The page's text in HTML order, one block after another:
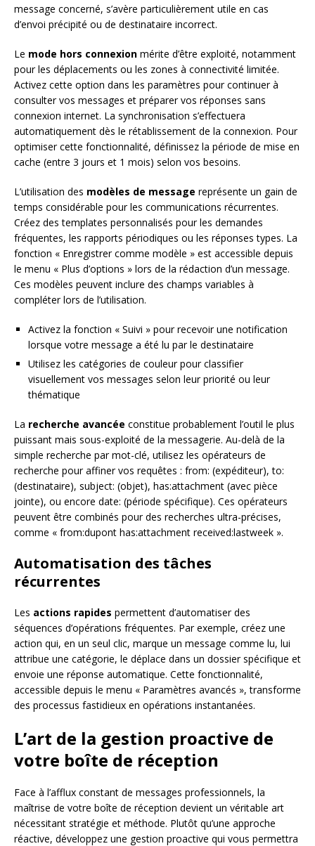
message concerné, s’avère particulièrement utile en cas
d’envoi précipité ou de destinataire incorrect.
Le mode hors connexion mérite d’être exploité, notamment
pour les déplacements ou les zones à connectivité limitée.
Activez cette option dans les paramètres pour continuer à
consulter vos messages et préparer vos réponses sans
connexion internet. La synchronisation s’effectuera
automatiquement dès le rétablissement de la connexion. Pour
optimiser cette fonctionnalité, définissez la période de mise en
cache (entre 3 jours et 1 mois) selon vos besoins.
L’utilisation des modèles de message représente un gain de
temps considérable pour les communications récurrentes.
Créez des templates personnalisés pour les demandes
fréquentes, les rapports périodiques ou les réponses types. La
fonction « Enregistrer comme modèle » est accessible depuis
le menu « Plus d’options » lors de la rédaction d’un message.
Ces modèles peuvent inclure des champs variables à
compléter lors de l’utilisation.
Activez la fonction « Suivi » pour recevoir une notification
lorsque votre message a été lu par le destinataire
Utilisez les catégories de couleur pour classifier
visuellement vos messages selon leur priorité ou leur
thématique
La recherche avancée constitue probablement l’outil le plus
puissant mais sous-exploité de la messagerie. Au-delà de la
simple recherche par mot-clé, utilisez les opérateurs de
recherche pour affiner vos requêtes : from: (expéditeur), to:
(destinataire), subject: (objet), has:attachment (avec pièce
jointe), ou encore date: (période spécifique). Ces opérateurs
peuvent être combinés pour des recherches ultra-précises,
comme « from:dupont has:attachment received:lastweek ».
Automatisation des tâches
récurrentes
Les actions rapides permettent d’automatiser des
séquences d’opérations fréquentes. Par exemple, créez une
action qui, en un seul clic, marque un message comme lu, lui
attribue une catégorie, le déplace dans un dossier spécifique et
envoie une réponse automatique. Cette fonctionnalité,
accessible depuis le menu « Paramètres avancés », transforme
des processus fastidieux en opérations instantanées.
L’art de la gestion proactive de
votre boîte de réception
Face à l’afflux constant de messages professionnels, la
maîtrise de votre boîte de réception devient un véritable art
nécessitant stratégie et méthode. Plutôt qu’une approche
réactive, développez une gestion proactive qui vous permettra